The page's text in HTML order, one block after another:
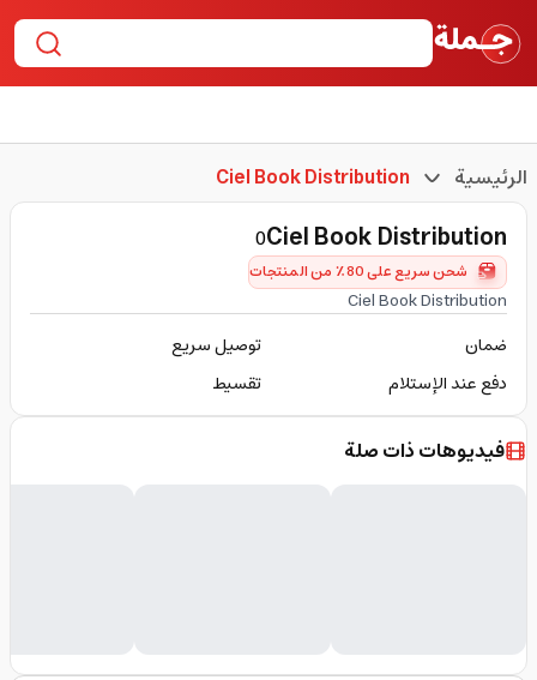
الرئيسية Ciel Book Distribution
Ciel Book Distribution
0
شحن سريع على 80٪ من المنتجات
Ciel Book Distribution
ضمان
توصيل سريع
دفع عند الإستلام
تقسيط
فيديوهات ذات صلة